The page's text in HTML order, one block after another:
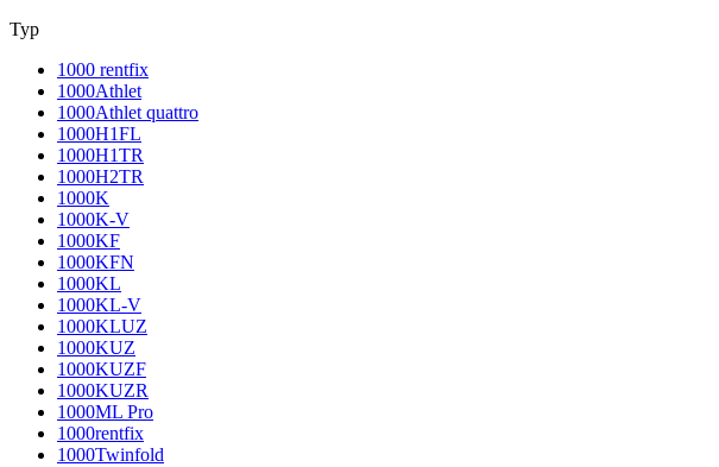
Typ
1000 rentfix
1000Athlet
1000Athlet quattro
1000H1FL
1000H1TR
1000H2TR
1000K
1000K-V
1000KF
1000KFN
1000KL
1000KL-V
1000KLUZ
1000KUZ
1000KUZF
1000KUZR
1000ML Pro
1000rentfix
1000Twinfold